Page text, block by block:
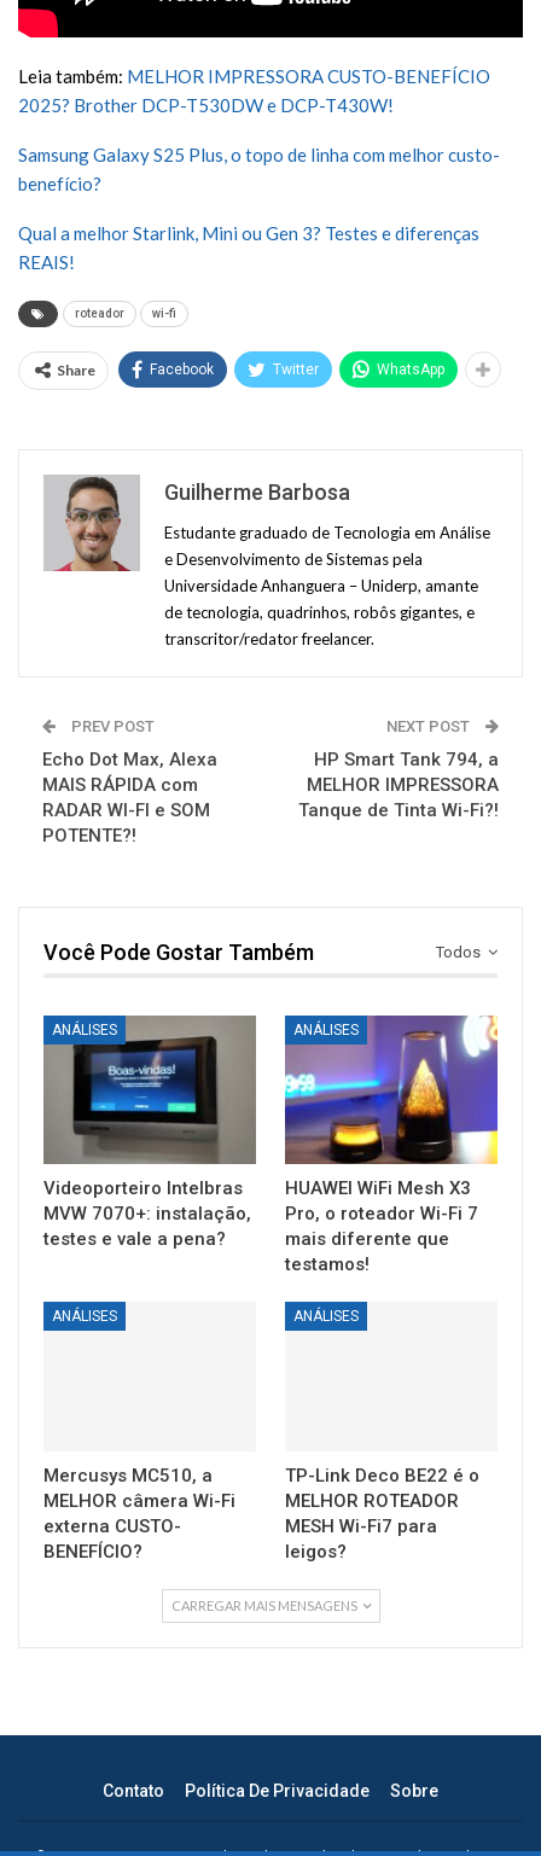
Leia também: MELHOR IMPRESSORA CUSTO-BENEFÍCIO
2025? Brother DCP-T530DW e DCP-T430W!
Samsung Galaxy S25 Plus, o topo de linha com melhor custo-
benefício?
Qual a melhor Starlink, Mini ou Gen 3? Testes e diferenças
REAIS!
roteador wi-fi
Share Facebook Twitter WhatsApp
Guilherme Barbosa
Estudante graduado de Tecnologia em Análise
e Desenvolvimento de Sistemas pela
Universidade Anhanguera – Uniderp, amante
de tecnologia, quadrinhos, robôs gigantes, e
transcritor/redator freelancer.
PREV POST
Echo Dot Max, Alexa
MAIS RÁPIDA com
RADAR WI-FI e SOM
POTENTE?!
NEXT POST
HP Smart Tank 794, a
MELHOR IMPRESSORA
Tanque de Tinta Wi-Fi?!
Todos
Você Pode Gostar Também
ANÁLISES
Videoporteiro Intelbras
MVW 7070+: instalação,
testes e vale a pena?
ANÁLISES
HUAWEI WiFi Mesh X3
Pro, o roteador Wi-Fi 7
mais diferente que
testamos!
ANÁLISES
Mercusys MC510, a
MELHOR câmera Wi-Fi
externa CUSTO-
BENEFÍCIO?
ANÁLISES
TP-Link Deco BE22 é o
MELHOR ROTEADOR
MESH Wi-Fi7 para
leigos?
CARREGAR MAIS MENSAGENS
Contato Política De Privacidade Sobre